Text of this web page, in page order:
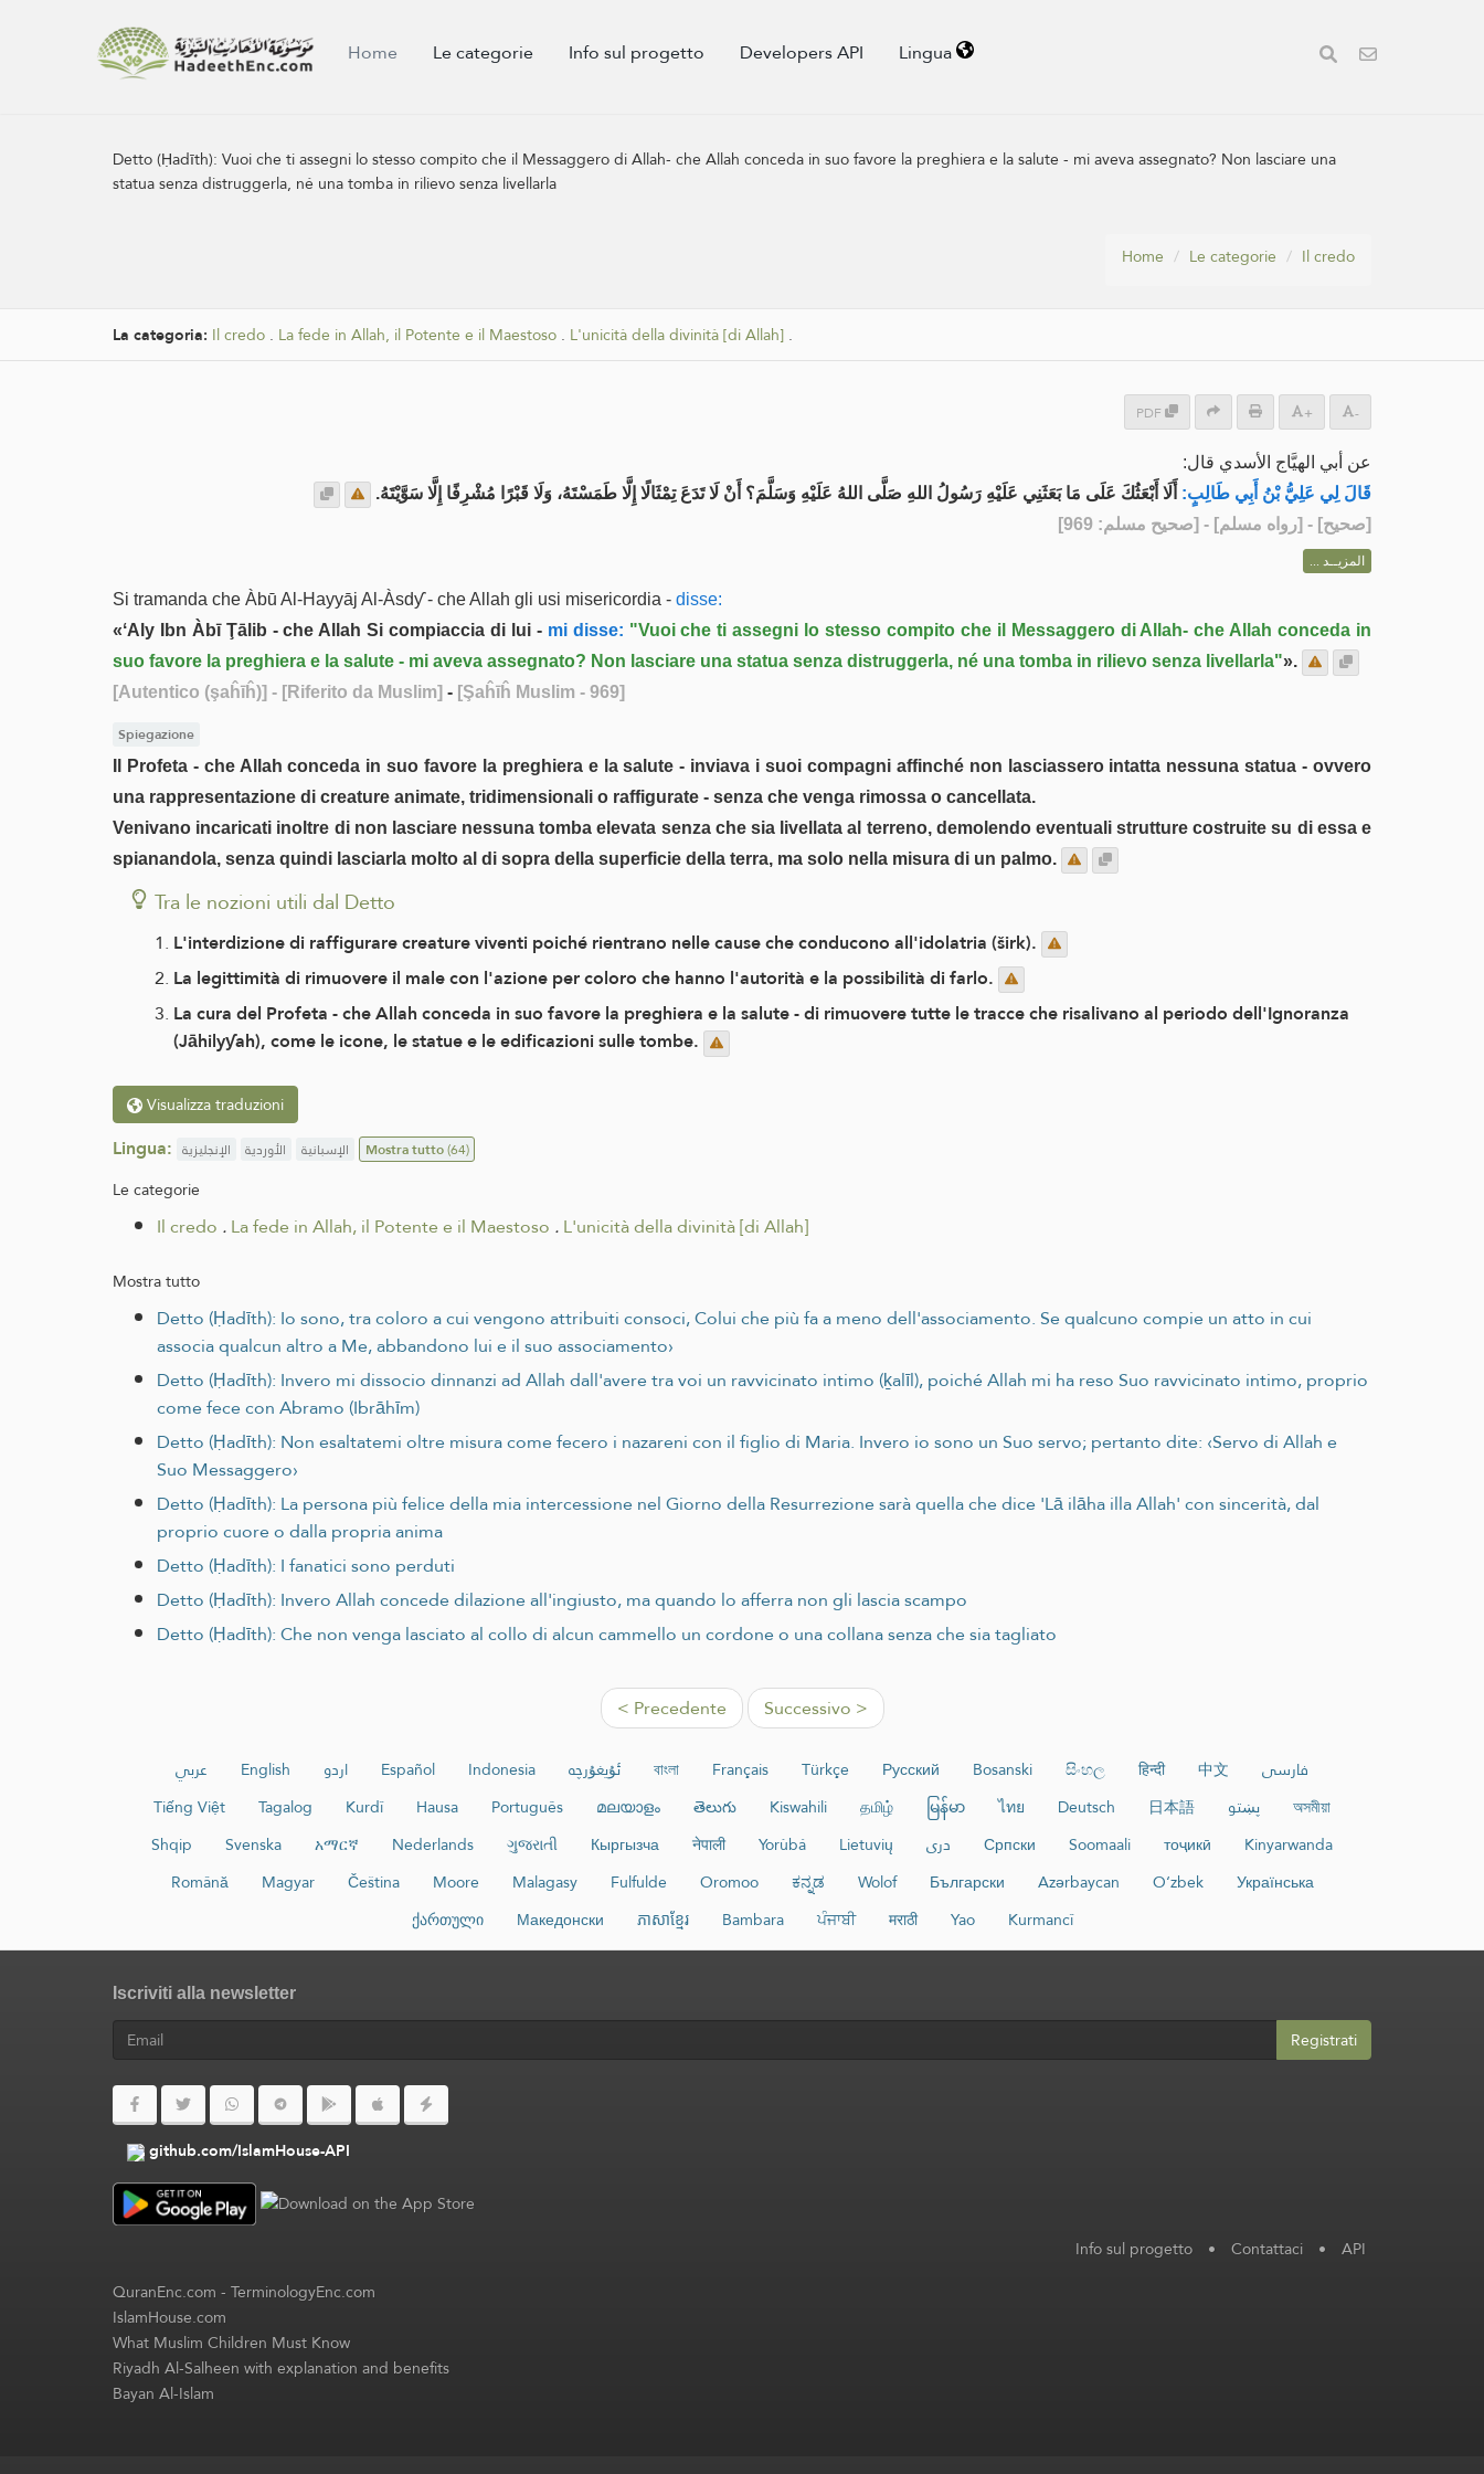
Home Le categorie Info sul progetto Developers API Lingua
Detto (Ḥadīth):Vuoi che ti assegni lo stesso compito che il Messaggero di Allah- che Allah conceda in suo favore la preghiera e la salute - mi aveva assegnato? Non lasciare una
statua senza distruggerla, né una tomba in rilievo senza livellarla
Home Le categorie Il credo
La categoria: Il credo . La fede in Allah, il Potente e il Maestoso . L'unicità della divinità [di Allah] .
PDF + -
عن أبي الهيَّاج الأسدي قال:
قَالَ لِي ‌عَلِيُّ بْنُ أَبِي طَالِبٍ: أَلَا أَبْعَثُكَ عَلَى مَا بَعَثَنِي عَلَيْهِ رَسُولُ اللهِ صَلَّى اللهُ عَلَيْهِ وَسَلَّمَ؟ أَنْ لَا تَدَعَ تِمْثَالًا إِلَّا طَمَسْتَهُ، وَلَا قَبْرًا مُشْرِفًا إِلَّا سَوَّيْتَهُ.
[صحيح] - [رواه مسلم] - [صحيح مسلم: 969]
المزيــد ...
Si tramanda che Àbū Al-Hayyāj Al-Àsdƴ - che Allah gli usi misericordia - disse:
«ʻAly Ibn Àbī Ţālib - che Allah Si compiaccia di lui -mi disse: "Vuoi che ti assegni lo stesso compito che il Messaggero di Allah- che Allah conceda in
suo favore la preghiera e la salute - mi aveva assegnato? Non lasciare una statua senza distruggerla, né una tomba in rilievo senza livellarla"».
[Autentico (şaĥīĥ)] - [Riferito da Muslim] - [Şaĥīĥ Muslim - 969]
Spiegazione
Il Profeta - che Allah conceda in suo favore la preghiera e la salute - inviava i suoi compagni affinché non lasciassero intatta nessuna statua - ovvero
una rappresentazione di creature animate, tridimensionali o raffigurate - senza che venga rimossa o cancellata.
Venivano incaricati inoltre di non lasciare nessuna tomba elevata senza che sia livellata al terreno, demolendo eventuali strutture costruite su di essa e
spianandola, senza quindi lasciarla molto al di sopra della superficie della terra, ma solo nella misura di un palmo.
Tra le nozioni utili dal Detto
L'interdizione di raffigurare creature viventi poiché rientrano nelle cause che conducono all'idolatria (širk).
La legittimità di rimuovere il male con l'azione per coloro che hanno l'autorità e la possibilità di farlo.
La cura del Profeta - che Allah conceda in suo favore la preghiera e la salute - di rimuovere tutte le tracce che risalivano al periodo dell'Ignoranza
(Jāhilyƴah), come le icone, le statue e le edificazioni sulle tombe.
Visualizza traduzioni
Lingua: الإنجليزية الأوردية الإسبانية Mostra tutto(64)
Le categorie
Il credo .La fede in Allah, il Potente e il Maestoso .L'unicità della divinità [di Allah]
Mostra tutto
Detto (Ḥadīth): Io sono, tra coloro a cui vengono attribuiti consoci, Colui che più fa a meno dell'associamento. Se qualcuno compie un atto in cui
associa qualcun altro a Me, abbandono lui e il suo associamento›
Detto (Ḥadīth): Invero mi dissocio dinnanzi ad Allah dall'avere tra voi un ravvicinato intimo (ḵalīl), poiché Allah mi ha reso Suo ravvicinato intimo, proprio
come fece con Abramo (Ibrāhīm)
Detto (Ḥadīth): Non esaltatemi oltre misura come fecero i nazareni con il figlio di Maria. Invero io sono un Suo servo; pertanto dite: ‹Servo di Allah e
Suo Messaggero›
Detto (Ḥadīth): La persona più felice della mia intercessione nel Giorno della Resurrezione sarà quella che dice 'Lā ilāha illa Allah' con sincerità, dal
proprio cuore o dalla propria anima
Detto (Ḥadīth): I fanatici sono perduti
Detto (Ḥadīth): Invero Allah concede dilazione all'ingiusto, ma quando lo afferra non gli lascia scampo
Detto (Ḥadīth): Che non venga lasciato al collo di alcun cammello un cordone o una collana senza che sia tagliato
< Precedente Successivo >
عربي English اردو Español Indonesia ئۇيغۇرچە বাংলা Français Türkçe Русский Bosanski සිංහල हिन्दी 中文
فارسی
Tiếng Việt
Tagalog Kurdî Hausa Português മലയാളം తెలుగు Kiswahili தமிழ் မြန်မာ ไทย Deutsch 日本語 پښتو
অসমীয়া
Shqip
Svenska አማርኛ Nederlands ગુજરાતી Кыргызча नेपाली Yorùbá Lietuvių دری Српски Soomaali тоҷикӣ
Kinyarwanda
Română
Magyar Čeština Moore Malagasy Fulfulde Oromoo ಕನ್ನಡ Wolof Български Azərbaycan O‘zbek
Українська
ქართული
Македонски ភាសាខ្មែរ Bambara ਪੰਜਾਬੀ मराठी Yao Kurmancî
Iscriviti alla newsletter
Registrati
github.com/IslamHouse-API
Info sul progetto • Contattaci • API
QuranEnc.com-TerminologyEnc.com
IslamHouse.com
What Muslim Children Must Know
Riyadh Al-Salheen with explanation and benefits
Bayan Al-Islam